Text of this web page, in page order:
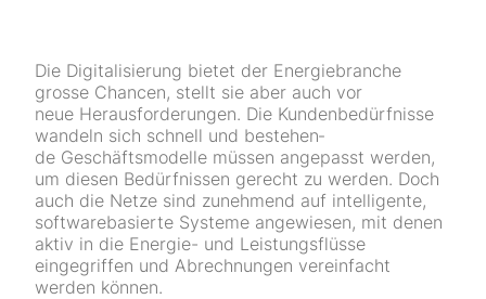
Die Digitalisierung bietet der Energiebranche
grosse Chancen, stellt sie aber auch vor
neue Herausforderungen. Die Kundenbedürfnisse
wandeln sich schnell und be­stehen­
de Geschäftsmodelle müssen angepasst werden,
um diesen Bedürfnissen gerecht zu werden. Doch
auch die Netze sind zunehmend auf intelligente,
software­basierte Systeme angewiesen, mit denen
aktiv in die Energie- und Leistungsflüsse
eingegriffen und Abrechnungen vereinfacht
werden können.